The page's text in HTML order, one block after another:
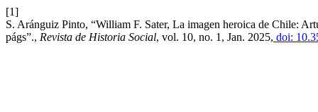
[1]
S. Aránguiz Pinto, “William F. Sater, La imagen heroica de Chile:
págs”., Revista de Historia Social, vol. 10, no. 1, Jan. 2025, doi: